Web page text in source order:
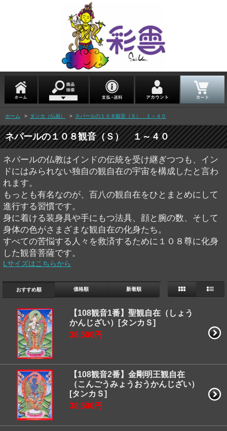
ホーム > タンカ（仏画） > ネパールの１０８観音（Ｓ） １～４０
ネパールの１０８観音（Ｓ） １～４０
ネパールの仏教はインドの伝統を受け継ぎつつも、イン
ドにはみられない独自の観自在の宇宙を構成したと言わ
れます。
もっとも有名なのが、百八の観自在をひとまとめにして
進行する習慣です。
身に着ける装身具や手にもつ法具、顔と腕の数、そして
身体の色がさまざまな観自在の化身たち。
すべての苦悩する人々を救済するために１０８尊に化身
した観音菩薩です。
Lサイズはこちらから
おすすめ順 価格順 新着順
【108観音1番】聖観自在（しょう
かんじざい）[タンカＳ]
38,500円
【108観音2番】金剛明王観自在
（こんごうみょうおうかんじざい）
[タンカＳ]
38,500円